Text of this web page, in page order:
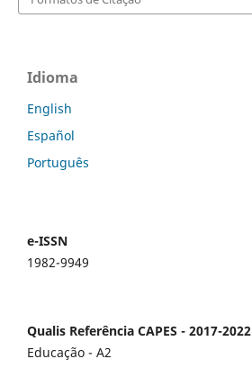
Idioma
English
Español
Português
e-ISSN
1982-9949
Qualis Referência CAPES - 2017-2022
Educação - A2